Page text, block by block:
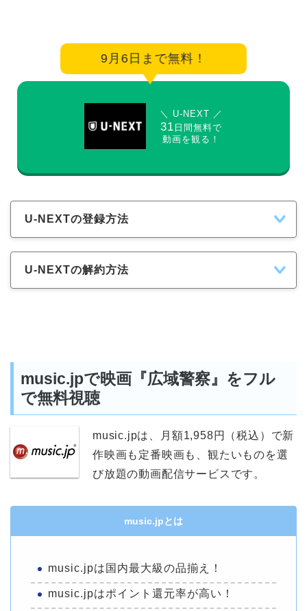
9月6日まで無料！
＼ U-NEXT ／
31 日間無料で
動画を観る！
U-NEXTの登録方法
U-NEXTの解約方法
music.jpで映画『広域警察』をフル
で無料視聴
music.jpは、月額1,958円（税込）で新
作映画も定番映画も、観たいものを選
び放題の動画配信サービスです。
music.jpとは
music.jpは国内最大級の品揃え！
music.jpはポイント還元率が高い！